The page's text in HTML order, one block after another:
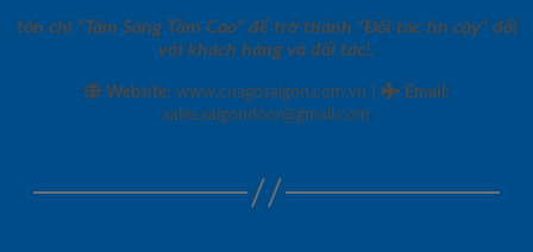
tôn chỉ “Tâm Sáng Tầm Cao” để trở thành “Đối tác tin cậy” đối
với khách hàng và đối tác!.
Website: www.cuagosaigon.com.vn Email :
sales.saigondoor@gmail.com